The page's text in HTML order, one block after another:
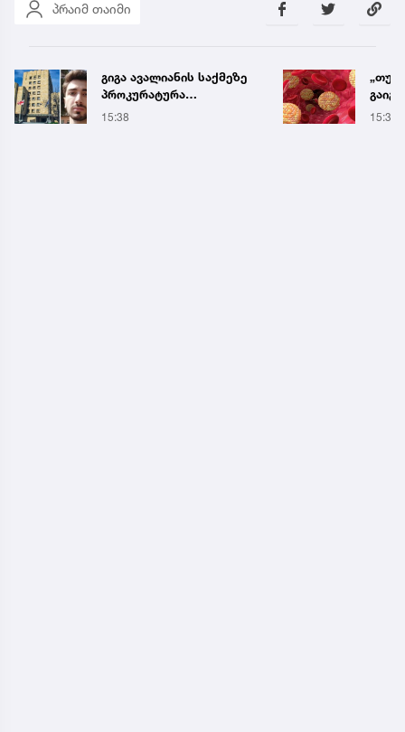
პრაიმ თაიმი
გიგა ავალიანის საქმეზე
პროკურატურა
განცხადებას ავრცელებს
15:38
„თუ
15:39